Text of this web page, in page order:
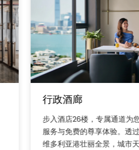
行政酒廊
步入酒店26楼，专属通道为
服务与免费的尊享体验。透
维多利亚港壮丽全景，城市